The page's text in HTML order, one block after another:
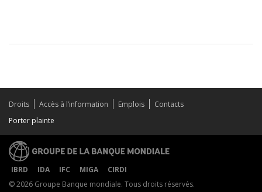
Droits Accès à l’information Emplois
Contacts
Porter plainte
IBRD IDA IFC MIGA
CIRDI
© 2026 Groupe Banque mondiale. Tous droits réservés.